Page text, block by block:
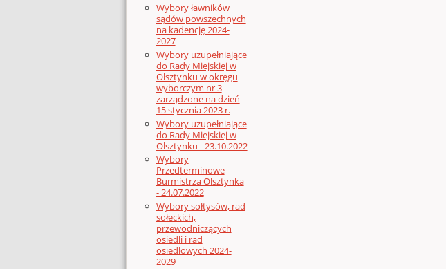
Wybory ławników
sądów powszechnych
na kadencję 2024-
2027
Wybory uzupełniające
do Rady Miejskiej w
Olsztynku w okręgu
wyborczym nr 3
zarządzone na dzień
15 stycznia 2023 r.
Wybory uzupełniające
do Rady Miejskiej w
Olsztynku - 23.10.2022
Wybory
Przedterminowe
Burmistrza Olsztynka
- 24.07.2022
Wybory sołtysów, rad
sołeckich,
przewodniczących
osiedli i rad
osiedlowych 2024-
2029